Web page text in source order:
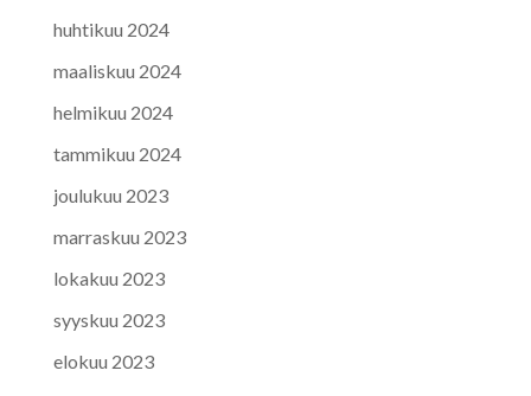
huhtikuu 2024
maaliskuu 2024
helmikuu 2024
tammikuu 2024
joulukuu 2023
marraskuu 2023
lokakuu 2023
syyskuu 2023
elokuu 2023